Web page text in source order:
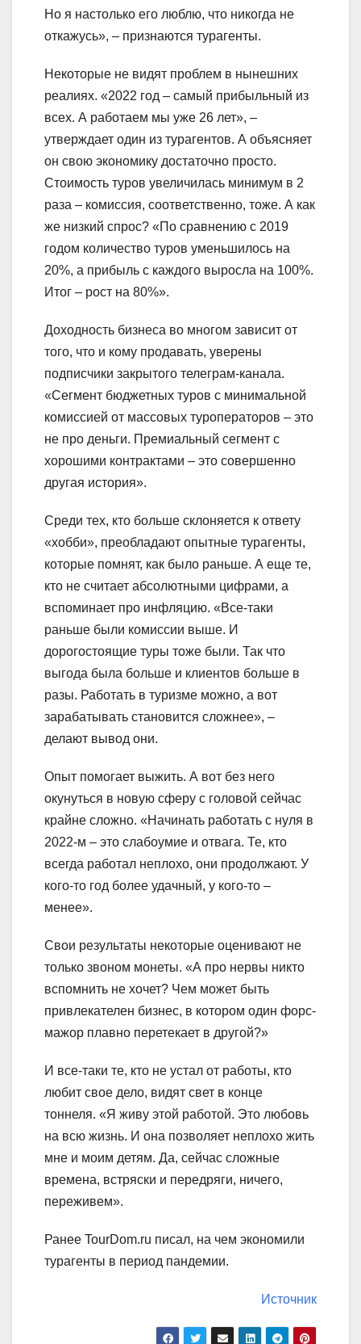
Но я настолько его люблю, что никогда не
откажусь», – признаются турагенты.
Некоторые не видят проблем в нынешних
реалиях. «2022 год – самый прибыльный из
всех. А работаем мы уже 26 лет», –
утверждает один из турагентов. А объясняет
он свою экономику достаточно просто.
Стоимость туров увеличилась минимум в 2
раза – комиссия, соответственно, тоже. А как
же низкий спрос? «По сравнению с 2019
годом количество туров уменьшилось на
20%, а прибыль с каждого выросла на 100%.
Итог – рост на 80%».
Доходность бизнеса во многом зависит от
того, что и кому продавать, уверены
подписчики закрытого телеграм-канала.
«Сегмент бюджетных туров с минимальной
комиссией от массовых туроператоров – это
не про деньги. Премиальный сегмент с
хорошими контрактами – это совершенно
другая история».
Среди тех, кто больше склоняется к ответу
«хобби», преобладают опытные турагенты,
которые помнят, как было раньше. А еще те,
кто не считает абсолютными цифрами, а
вспоминает про инфляцию. «Все-таки
раньше были комиссии выше. И
дорогостоящие туры тоже были. Так что
выгода была больше и клиентов больше в
разы. Работать в туризме можно, а вот
зарабатывать становится сложнее», –
делают вывод они.
Опыт помогает выжить. А вот без него
окунуться в новую сферу с головой сейчас
крайне сложно. «Начинать работать с нуля в
2022-м – это слабоумие и отвага. Те, кто
всегда работал неплохо, они продолжают. У
кого-то год более удачный, у кого-то –
менее».
Свои результаты некоторые оценивают не
только звоном монеты. «А про нервы никто
вспомнить не хочет? Чем может быть
привлекателен бизнес, в котором один форс-
мажор плавно перетекает в другой?»
И все-таки те, кто не устал от работы, кто
любит свое дело, видят свет в конце
тоннеля. «Я живу этой работой. Это любовь
на всю жизнь. И она позволяет неплохо жить
мне и моим детям. Да, сейчас сложные
времена, встряски и передряги, ничего,
переживем».
Ранее TourDom.ru писал, на чем экономили
турагенты в период пандемии.
Источник